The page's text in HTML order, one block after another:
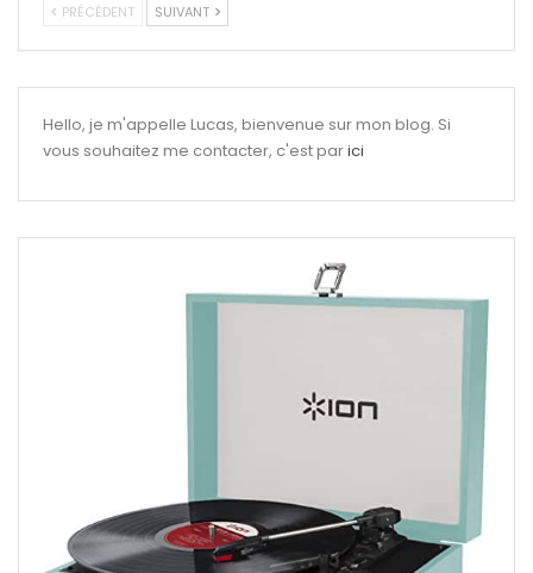
PRÉCÉDENT SUIVANT
Hello, je m'appelle Lucas, bienvenue sur mon blog. Si
vous souhaitez me contacter, c'est parici